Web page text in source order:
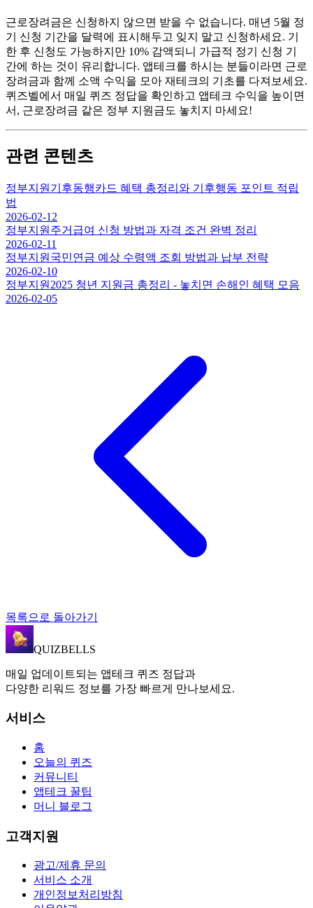
근로장려금은 신청하지 않으면 받을 수 없습니다. 매년 5월 정
기 신청 기간을 달력에 표시해두고 잊지 말고 신청하세요. 기
한 후 신청도 가능하지만 10% 감액되니 가급적 정기 신청 기
간에 하는 것이 유리합니다. 앱테크를 하시는 분들이라면 근로
장려금과 함께 소액 수익을 모아 재테크의 기초를 다져보세요.
퀴즈벨에서 매일 퀴즈 정답을 확인하고 앱테크 수익을 높이면
서, 근로장려금 같은 정부 지원금도 놓치지 마세요!
관련 콘텐츠
정부지원 기후동행카드 혜택 총정리와 기후행동 포인트 적립
법
2026-02-12
정부지원 주거급여 신청 방법과 자격 조건 완벽 정리
2026-02-11
정부지원 국민연금 예상 수령액 조회 방법과 납부 전략
2026-02-10
정부지원 2025 청년 지원금 총정리 - 놓치면 손해인 혜택 모음
2026-02-05
목록으로 돌아가기
QUIZBELLS
매일 업데이트되는 앱테크 퀴즈 정답과
다양한 리워드 정보를 가장 빠르게 만나보세요.
서비스
홈
오늘의 퀴즈
커뮤니티
앱테크 꿀팁
머니 블로그
고객지원
광고/제휴 문의
서비스 소개
개인정보처리방침